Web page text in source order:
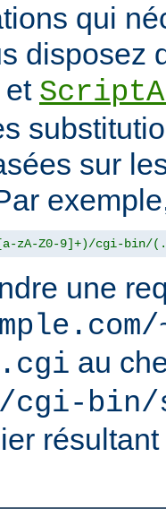
qui
disposez
et
sur
zA-Z0-9]+)/cgi-bin/
une
au
cgi-